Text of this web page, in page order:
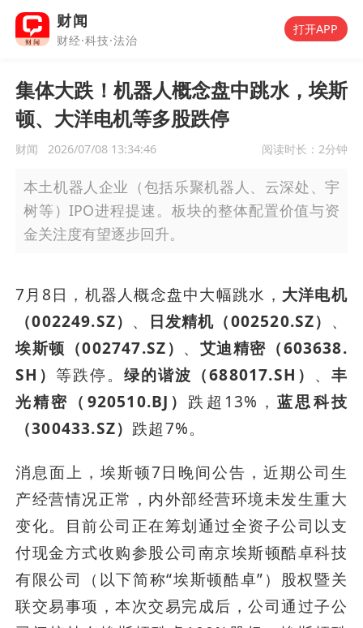
财闻
财经·科技·法治
打开APP
集体大跌！机器人概念盘中跳水，埃斯
顿、大洋电机等多股跌停
财闻 2026/07/08 13:34:46 阅读时长： 2分钟
本土机器人企业（包括乐聚机器人、云深处、宇
树等）IPO进程提速。板块的整体配置价值与资
金关注度有望逐步回升。
7月8日，机器人概念盘中大幅跳水， 大洋电机
（002249.SZ） 、 日发精机（002520.SZ） 、
埃斯顿（002747.SZ） 、 艾迪精密（603638.
SH）等跌停。绿的谐波（688017.SH） 、 丰
光精密（920510.BJ） 跌超13%，蓝思科技
（300433.SZ） 跌超7%。
消息面上，埃斯顿7日晚间公告，近期公司生
产经营情况正常，内外部经营环境未发生重大
变化。目前公司正在筹划通过全资子公司以支
付现金方式收购参股公司南京埃斯顿酷卓科技
有限公司（以下简称“埃斯顿酷卓”）股权暨关
联交易事项，本次交易完成后，公司通过子公